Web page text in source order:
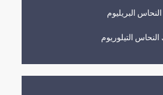
البريليوم
التيلوريوم